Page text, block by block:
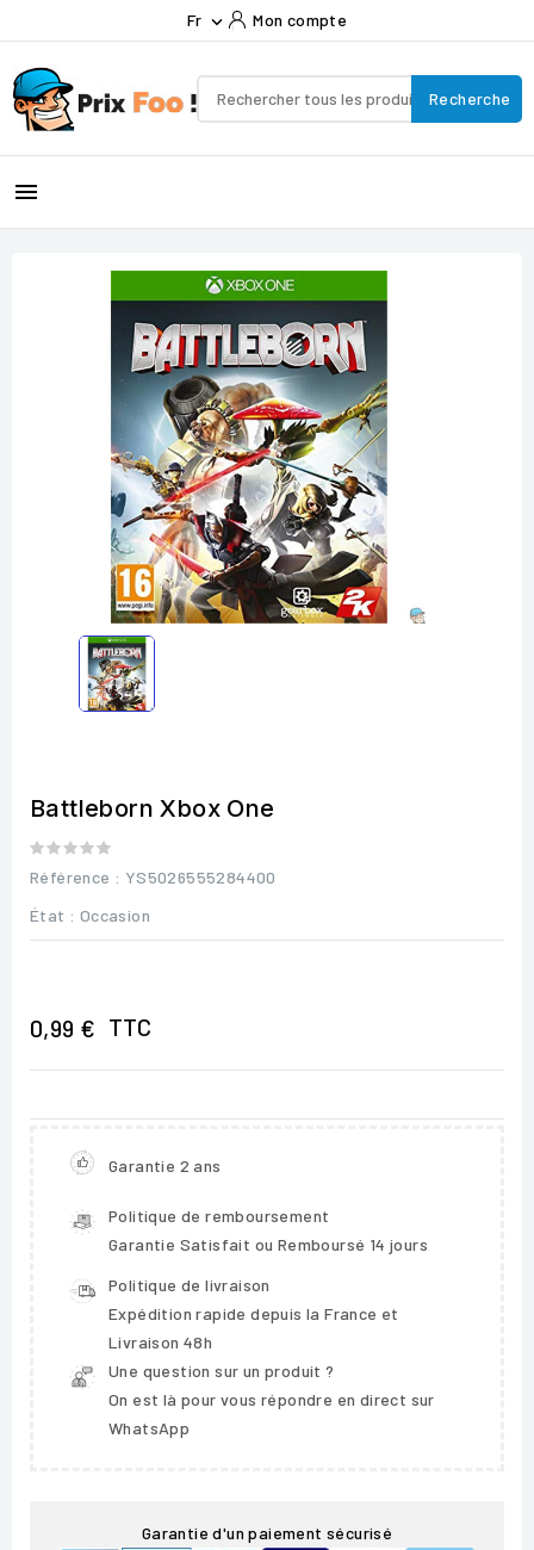
Fr  Mon compte
Recherche

Battleborn Xbox One
Référence : YS5026555284400
État : Occasion
0,99 € TTC
Garantie 2 ans
Politique de remboursement
Garantie Satisfait ou Remboursé 14 jours
Politique de livraison
Expédition rapide depuis la France et
Livraison 48h
Une question sur un produit ?
On est là pour vous répondre en direct sur
WhatsApp
Garantie d'un paiement sécurisé